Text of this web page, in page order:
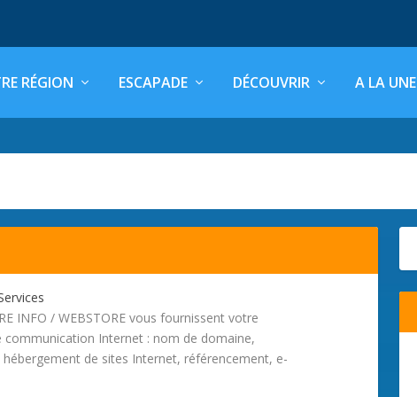
RÉGION ESCAPADE DÉCOUVRIR A LA UNE
INFO / WEBSTORE vous fournissent votre
communication Internet : nom de domaine,
de sites Internet, référencement, e-